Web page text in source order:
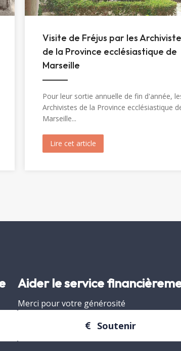
Visite de Fréjus par les
de la Province ecclésiastique de
Marseille
Pour leur sortie annuelle de fin d'année,
Archivistes de la Province ecclésiastique
Marseille...
Lire cet article
Aider le service
Merci pour votre générosité
Soutenir